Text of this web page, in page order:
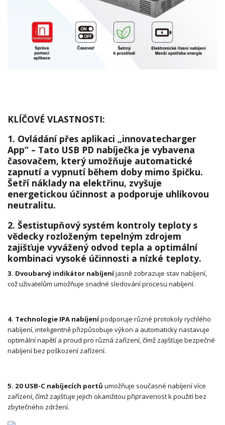
KLÍČOVÉ VLASTNOSTI:
1. Ovládání přes aplikaci „innovatecharger
App“ – Tato USB PD nabíječka je vybavena
časovačem, který umožňuje automatické
zapnutí a vypnutí během doby mimo špičku.
Šetří náklady na elektřinu, zvyšuje
energetickou účinnost a podporuje uhlíkovou
neutralitu.
2. Šestistupňový systém kontroly teplotys
vědecky rozloženým tepelným zdrojem
zajišťuje vyvážený odvod tepla a optimální
kombinaci vysoké účinnosti a nízké teploty.
3. Dvoubarvý indikátor nabíjeníjasně zobrazuje stav nabíjení,
což uživatelům umožňuje snadné sledování procesu nabíjení.
4. Technologie IPA nabíjenípodporuje různé protokoly rychlého
nabíjení, inteligentně přizpůsobuje výkon a automaticky nastavuje
optimální napětí a proud pro různá zařízení, čímž zajišťuje bezpečné
nabíjení bez poškození zařízení.
5. 20 USB-C nabíjecích portů umožňuje současné nabíjení více
zařízení, čímž zajišťuje jejich okamžitou připravenost k použití bez
zbytečného zdržení.